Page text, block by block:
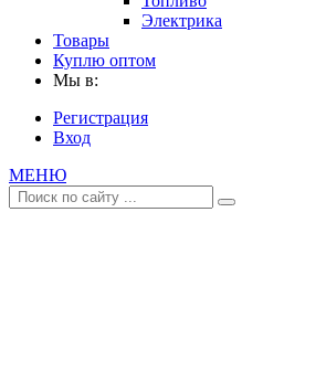
Электрика
Товары
Куплю оптом
Мы в:
Регистрация
Вход
МЕНЮ